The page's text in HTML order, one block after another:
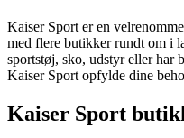
Kaiser Sport er en
med flere butikker rundt om i
sportstøj, sko, udstyr eller
Kaiser Sport opfylde dine
Kaiser Sport